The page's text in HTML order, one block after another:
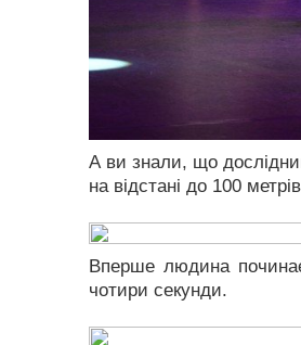
А ви знали, що
на відстані до 100
Вперше людина
чотири секунди.